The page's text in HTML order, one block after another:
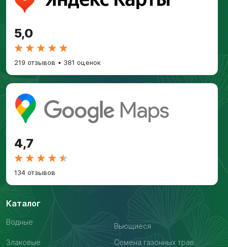
5,0
219 отзывов • 381 оценок
4,7
134 отзывов
Каталог
Водные
Вьющиеся
Злаковые
Семена газонных трав